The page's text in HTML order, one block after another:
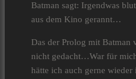
Batman sagt: Irgendwas
aus dem Kino gerannt…
Das der Prolog mit Batman
nicht gedacht…War für
hätte ich auch gerne